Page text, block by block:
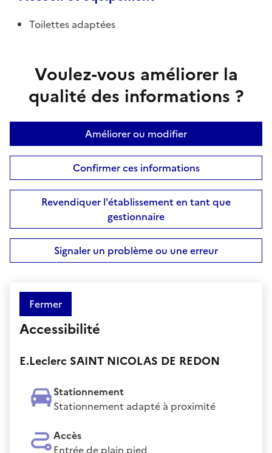
Toilettes adaptées
Voulez-vous améliorer la
qualité des informations ?
Améliorer ou modifier
Confirmer ces informations
Revendiquer l'établissement en tant que
gestionnaire
Signaler un problème ou une erreur
Fermer
Accessibilité
E.Leclerc SAINT NICOLAS DE REDON
Stationnement
Stationnement adapté à proximité
Accès
Entrée de plain pied